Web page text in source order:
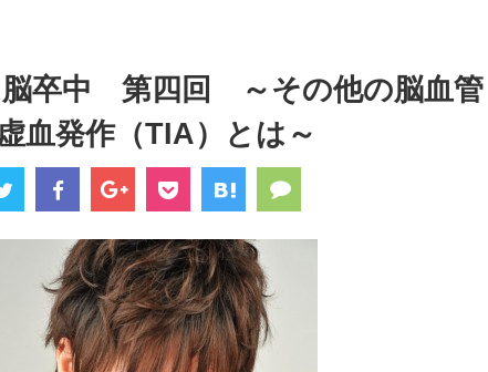
脳卒中 第四回 ～その他の脳血管
血発作（TIA）とは～